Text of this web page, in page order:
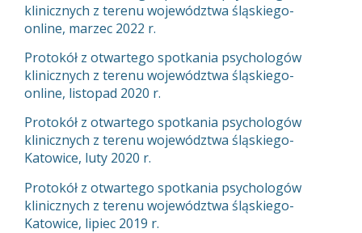
klinicznych z terenu województwa śląskiego-
online, marzec 2022 r.
Protokół z otwartego spotkania psychologów
klinicznych z terenu województwa śląskiego-
online, listopad 2020 r.
Protokół z otwartego spotkania psychologów
klinicznych z terenu województwa śląskiego-
Katowice, luty 2020 r.
Protokół z otwartego spotkania psychologów
klinicznych z terenu województwa śląskiego-
Katowice, lipiec 2019 r.